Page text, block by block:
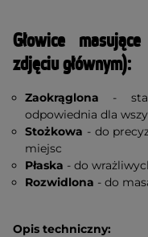
Głowice
zdjęciu głównym):
Zaokrąglona -
odpowiednia dla
Stożkowa - do
miejsc
Płaska - do
Rozwidlona - do
Opis techniczny: